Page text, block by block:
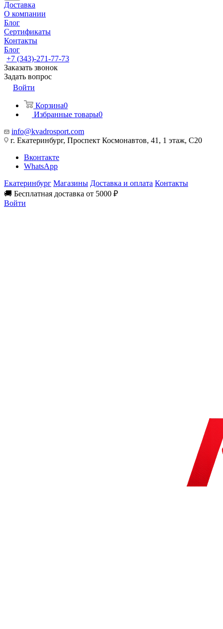
Доставка
О компании
Блог
Сертификаты
Контакты
Блог
+7 (343)-271-77-73
Заказать звонок
Задать вопрос
Войти
Корзина0
Избранные товары0
info@kvadrosport.com
г. Екатеринбург, Проспект Космонавтов, 41, 1 этаж, С20
Вконтакте
WhatsApp
Екатеринбург Магазины Доставка и оплата Контакты
🚚 Бесплатная доставка от 5000 ₽
Войти